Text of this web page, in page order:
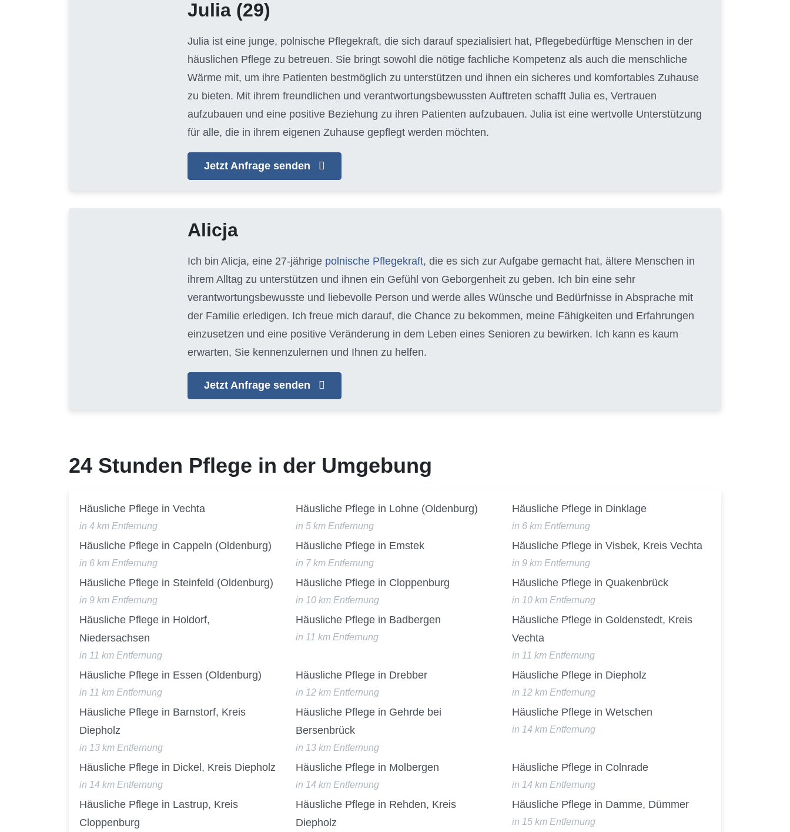
Julia (29)
Julia ist eine junge, polnische Pflegekraft, die sich darauf spezialisiert hat, Pflegebedürftige Menschen in der
häuslichen Pflege zu betreuen. Sie bringt sowohl die nötige fachliche Kompetenz als auch die menschliche
Wärme mit, um ihre Patienten bestmöglich zu unterstützen und ihnen ein sicheres und komfortables Zuhause
zu bieten. Mit ihrem freundlichen und verantwortungsbewussten Auftreten schafft Julia es, Vertrauen
aufzubauen und eine positive Beziehung zu ihren Patienten aufzubauen. Julia ist eine wertvolle Unterstützung
für alle, die in ihrem eigenen Zuhause gepflegt werden möchten.
Jetzt Anfrage senden
Alicja
Ich bin Alicja, eine 27-jährige polnische Pflegekraft, die es sich zur Aufgabe gemacht hat, ältere Menschen in
ihrem Alltag zu unterstützen und ihnen ein Gefühl von Geborgenheit zu geben. Ich bin eine sehr
verantwortungsbewusste und liebevolle Person und werde alles Wünsche und Bedürfnisse in Absprache mit
der Familie erledigen. Ich freue mich darauf, die Chance zu bekommen, meine Fähigkeiten und Erfahrungen
einzusetzen und eine positive Veränderung in dem Leben eines Senioren zu bewirken. Ich kann es kaum
erwarten, Sie kennenzulernen und Ihnen zu helfen.
Jetzt Anfrage senden
24 Stunden Pflege in der Umgebung
Häusliche Pflege in Vechta
in 4 km Entfernung
Häusliche Pflege in Lohne (Oldenburg)
in 5 km Entfernung
Häusliche Pflege in Dinklage
in 6 km Entfernung
Häusliche Pflege in Cappeln (Oldenburg)
in 6 km Entfernung
Häusliche Pflege in Emstek
in 7 km Entfernung
Häusliche Pflege in Visbek, Kreis Vechta
in 9 km Entfernung
Häusliche Pflege in Steinfeld (Oldenburg)
in 9 km Entfernung
Häusliche Pflege in Cloppenburg
in 10 km Entfernung
Häusliche Pflege in Quakenbrück
in 10 km Entfernung
Häusliche Pflege in Holdorf,
Niedersachsen
in 11 km Entfernung
Häusliche Pflege in Badbergen
in 11 km Entfernung
Häusliche Pflege in Goldenstedt, Kreis
Vechta
in 11 km Entfernung
Häusliche Pflege in Essen (Oldenburg)
in 11 km Entfernung
Häusliche Pflege in Drebber
in 12 km Entfernung
Häusliche Pflege in Diepholz
in 12 km Entfernung
Häusliche Pflege in Barnstorf, Kreis
Diepholz
in 13 km Entfernung
Häusliche Pflege in Gehrde bei
Bersenbrück
in 13 km Entfernung
Häusliche Pflege in Wetschen
in 14 km Entfernung
Häusliche Pflege in Dickel, Kreis Diepholz
in 14 km Entfernung
Häusliche Pflege in Molbergen
in 14 km Entfernung
Häusliche Pflege in Colnrade
in 14 km Entfernung
Häusliche Pflege in Lastrup, Kreis
Cloppenburg
Häusliche Pflege in Rehden, Kreis
Diepholz
Häusliche Pflege in Damme, Dümmer
in 15 km Entfernung